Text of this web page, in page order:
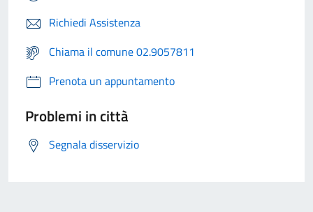
Richiedi Assistenza
Chiama il comune 02.9057811
Prenota un appuntamento
Problemi in città
Segnala disservizio